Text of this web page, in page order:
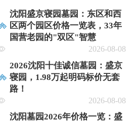
沈阳盛京寝园墓园：东区和西
区两个园区价格一览表，33年
国营老园的"双区"智慧
2026-08-08
2026沈阳十佳诚信墓园：盛京
寝园，1.98万起明码标价无套
路！
2026-08-08
沈阳墓园2026年价格一览：盛